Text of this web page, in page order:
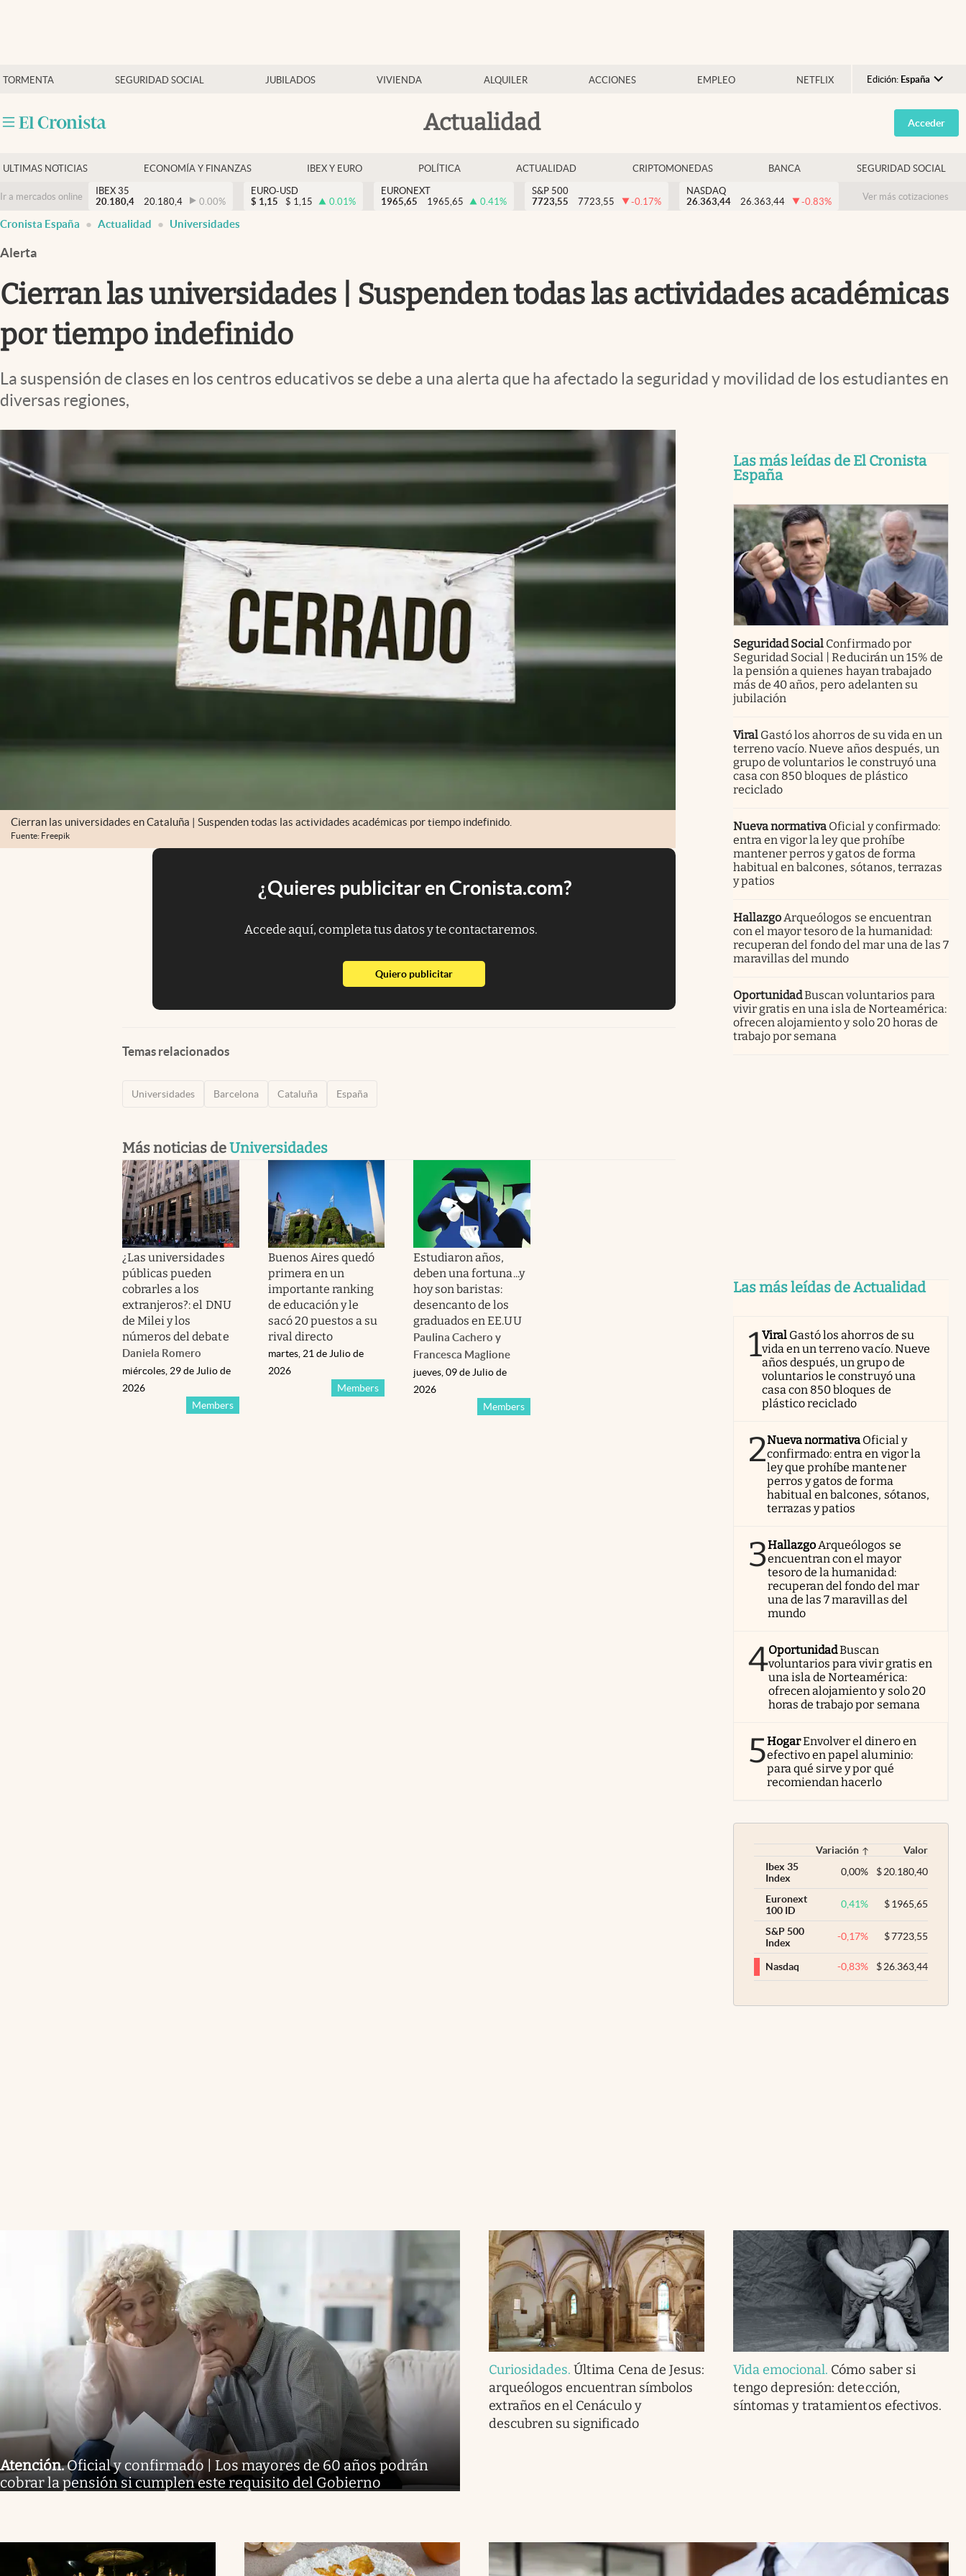
TORMENTA SEGURIDAD SOCIAL JUBILADOS VIVIENDA ALQUILER ACCIONES EMPLEO NETFLIX Edición: España
Argentina
España
USA
Colombia
Actualidad
Economía y finanzas
Criptomonedas
Acceder
ULTIMAS NOTICIAS ECONOMÍA Y FINANZAS IBEX Y EURO POLÍTICA ACTUALIDAD CRIPTOMONEDAS BANCA SEGURIDAD SOCIAL
Ir a mercados online
IBEX 35
20.180,4
20.180,4 0.00%
EURO-USD
$ 1,15 $ 1,15 0.01%
EURONEXT
1965,65
1965,65 0.41%
S&P 500
7723,55
7723,55 -0.17%
NASDAQ
26.363,44
26.363,44 -0.83% Ver más cotizaciones
Cronista España Actualidad Universidades
Alerta
Cierran las universidades | Suspenden todas las actividades académicas
por tiempo indefinido
La suspensión de clases en los centros educativos se debe a una alerta que ha afectado la seguridad y movilidad de los estudiantes en
diversas regiones,
Cierran las universidades en Cataluña | Suspenden todas las actividades académicas por tiempo indefinido.
Fuente: Freepik
¿Quieres publicitar en Cronista.com?
Accede aquí, completa tus datos y te contactaremos.
Quiero publicitarabre en nueva pestaña
Temas relacionados
Universidades Barcelona Cataluña España
Más noticias deUniversidades
¿Las universidades
públicas pueden
cobrarles a los
extranjeros?: el DNU
de Milei y los
números del debate
Daniela Romero
Members
miércoles, 29 de Julio de
2026
Buenos Aires quedó
primera en un
importante ranking
de educación y le
sacó 20 puestos a su
rival directo
Members
martes, 21 de Julio de
2026
Estudiaron años,
deben una fortuna...y
hoy son baristas:
desencanto de los
graduados en EE.UU
Paulina Cachero y
Francesca Maglione
Members
jueves, 09 de Julio de
2026
Las más leídas de El Cronista
España
Seguridad Social Confirmado por
Seguridad Social | Reducirán un 15% de
la pensión a quienes hayan trabajado
más de 40 años, pero adelanten su
jubilación
Viral Gastó los ahorros de su vida en un
terreno vacío. Nueve años después, un
grupo de voluntarios le construyó una
casa con 850 bloques de plástico
reciclado
Nueva normativa Oficial y confirmado:
entra en vigor la ley que prohíbe
mantener perros y gatos de forma
habitual en balcones, sótanos, terrazas
y patios
HallazgoArqueólogos se encuentran
con el mayor tesoro de la humanidad:
recuperan del fondo del mar una de las 7
maravillas del mundo
OportunidadBuscan voluntarios para
vivir gratis en una isla de Norteamérica:
ofrecen alojamiento y solo 20 horas de
trabajo por semana
Las más leídas de Actualidad
1Viral Gastó los ahorros de su
vida en un terreno vacío. Nueve
años después, un grupo de
voluntarios le construyó una
casa con 850 bloques de
plástico reciclado
2Nueva normativa Oficial y
confirmado: entra en vigor la
ley que prohíbe mantener
perros y gatos de forma
habitual en balcones, sótanos,
terrazas y patios
3HallazgoArqueólogos se
encuentran con el mayor
tesoro de la humanidad:
recuperan del fondo del mar
una de las 7 maravillas del
mundo
4OportunidadBuscan
voluntarios para vivir gratis en
una isla de Norteamérica:
ofrecen alojamiento y solo 20
horas de trabajo por semana
5HogarEnvolver el dinero en
efectivo en papel aluminio:
para qué sirve y por qué
recomiendan hacerlo
Variación
Valor
Ibex 35
Index
0,00% $20.180,40
Euronext
100 ID
0,41% $1965,65
S&P 500
Index
-0,17% $7723,55
Nasdaq -0,83% $26.363,44
Atención.Oficial y confirmado | Los mayores de 60 años podrán
cobrar la pensión si cumplen este requisito del Gobierno
Curiosidades.Última Cena de Jesus:
arqueólogos encuentran símbolos
extraños en el Cenáculo y
descubren su significado
Vida emocional. Cómo saber si
tengo depresión: detección,
síntomas y tratamientos efectivos.